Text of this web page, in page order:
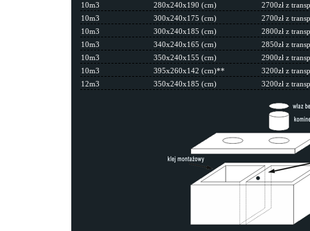
10m3
280x240x190 (cm)
2700zł z
10m3
300x240x175 (cm)
2700zł z
10m3
300x240x185 (cm)
2800zł z
10m3
340x240x165 (cm)
2850zł z
10m3
350x240x155 (cm)
2900zł z
10m3
395x260x142 (cm)**
3200zł z
12m3
350x240x185 (cm) 3200zł z